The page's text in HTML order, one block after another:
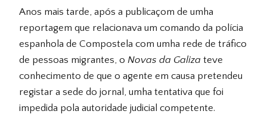
Anos mais tarde, após a publicaçom de umha
reportagem que relacionava um comando da polícia
espanhola de Compostela com umha rede de tráfico
de pessoas migrantes, o Novas da Galiza teve
conhecimento de que o agente em causa pretendeu
registar a sede do jornal, umha tentativa que foi
impedida pola autoridade judicial competente.